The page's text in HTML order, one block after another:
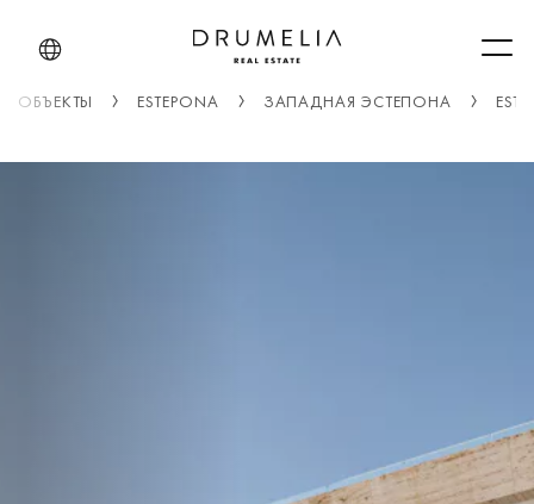
ОБЪЕКТЫ ESTEPONA ЗАПАДНАЯ ЭСТЕПОНА